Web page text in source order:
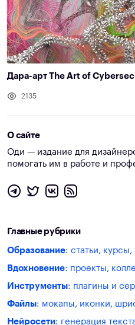
Дара-арт The Art of
2135
О сайте
Оди — издание для
помогать им в работе и
Главные рубрики
Образование: статьи,
Вдохновение: проекты,
Инструменты: плагины и
Файлы: мокапы, иконки,
Нейросети: генерация